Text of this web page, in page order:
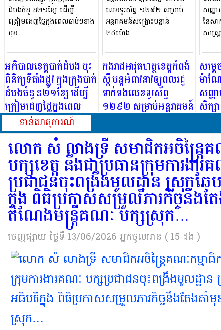
អភិបាលខេត្តបាត់ដំបង ចុះ
ពិនិត្យទីតាំងផ្លូវ ក្នុងក្រុងបាត់
ដំបងចំនួ ន២១ខ្សែ ដើម្បី
ត្រៀមដេញថ្លៃក្នុងពេល
ឆាប់ៗខាងមុខ
កងរាជអាវុធហត្ថខេត្តកំពង់
ស្ពឺ បន្តអំពាវនាវឲ្យពលរដ្ឋ
ទាក់ទងលេខទូរស័ព្ទ
១២៩២ សម្រាប់អន្តរាគមន៍
សម្ត
ម៉ាណ
សញ្ញ
សិក្ស
វិទ្យា
ទាន់ហេតុការណ៍
លោក សំ លាងទ្រី សមាជិកអចិន្ត្រៃគ
បក្សខេត្ត នឹងជាប្រធានក្រុមការងា
ប្រជាជនចុះពង្រឹងមូលដ្ឋាន ស្រុកឆ
ក្នុង ពិធិប្រកាសសម្រួលភារកិច្ចនឹងត
តំណែងមន្រ្តីគណៈ បក្សស្រុក…
ចេញផ្សាយ ថ្ងៃទី 13/06/2026 អ្នកចូលអាន ( 15​ ដង )